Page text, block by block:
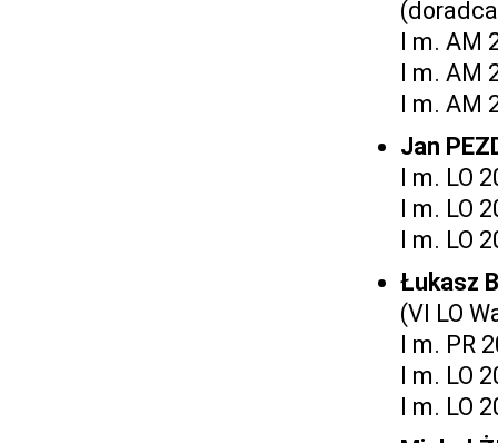
I m. AM
I m. AM
I m. AM
Jan
I m. LO
I m. LO
I m. LO
Łukasz
(VI LO
I m. PR
I m. LO
I m. LO